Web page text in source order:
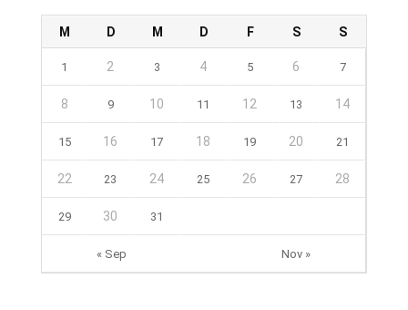
M D M D F S S
« Sep Nov »
1 2 3 4 5 6 7
8 9 10 11 12 13 14
15 16 17 18 19 20 21
22 23 24 25 26 27 28
29 30 31